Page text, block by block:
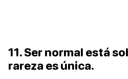
11. Ser normal está
rareza es única.